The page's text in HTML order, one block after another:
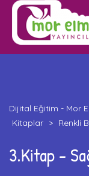
Dijital Eğitim - Mor
Kitaplar > Renkli
3.Kitap -